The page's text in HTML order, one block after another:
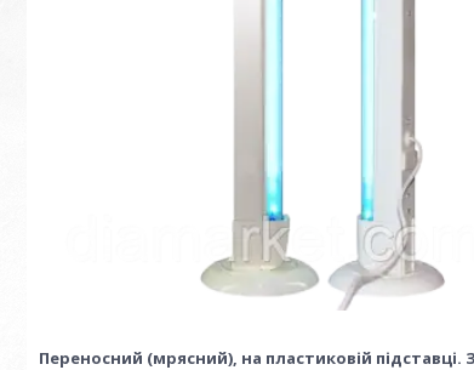
Переносний (мрясний), на пластиковій